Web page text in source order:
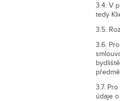
3.4. V
tedy
3.5.
3.6.
3.7.
údaje